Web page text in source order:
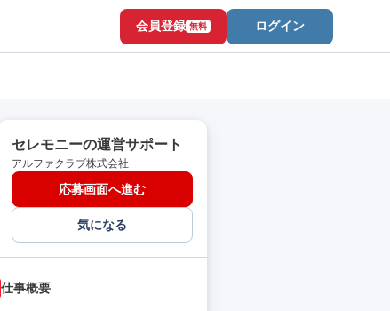
会員登録 無料 ログイン
セレモニーの運営サポート
アルファクラブ株式会社
応募画面へ進む
気になる
仕事概要